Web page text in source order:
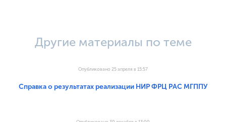
Другие материалы по теме
Опубликовано 25 апреля в 15:57
Справка о результатах реализации НИР ФРЦ РАС МГППУ